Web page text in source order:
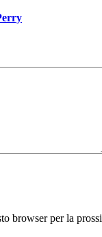
browser per la